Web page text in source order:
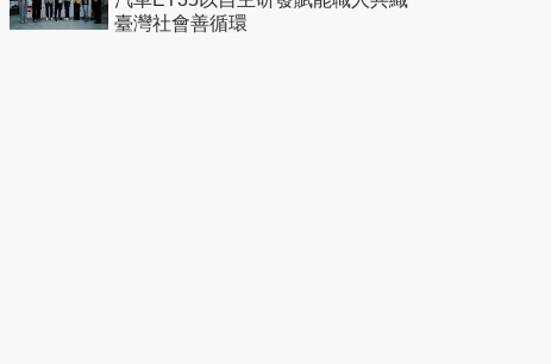
臺灣社會善循環